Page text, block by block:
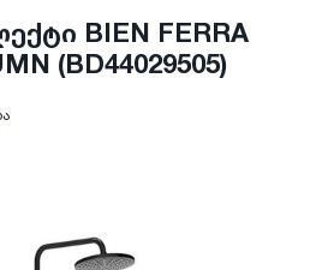
BIEN FERRA
(BD44029505)